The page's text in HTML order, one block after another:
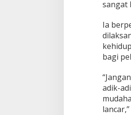
sangat
Ia
bagi
adik-